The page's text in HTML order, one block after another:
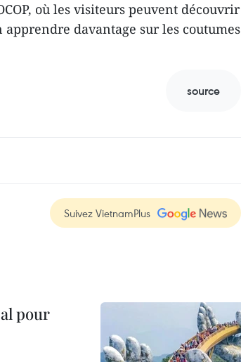
où les visiteurs peuvent découvrir
davantage sur les coutumes
source
Suivez VietnamPlus
pour